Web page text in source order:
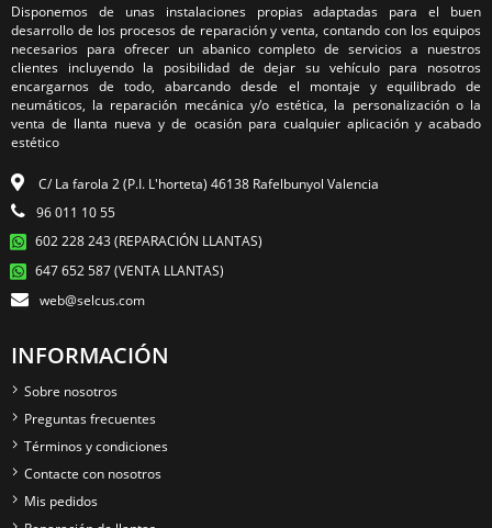
Disponemos de unas instalaciones propias adaptadas para el buen
desarrollo de los procesos de reparación y venta, contando con los equipos
necesarios para ofrecer un abanico completo de servicios a nuestros
clientes incluyendo la posibilidad de dejar su vehículo para nosotros
encargarnos de todo, abarcando desde el montaje y equilibrado de
neumáticos, la reparación mecánica y/o estética, la personalización o la
venta de llanta nueva y de ocasión para cualquier aplicación y acabado
estético
C/ La farola 2 (P.I. L'horteta) 46138 Rafelbunyol Valencia
96 011 10 55
602 228 243 (REPARACIÓN LLANTAS)
647 652 587 (VENTA LLANTAS)
web@selcus.com
INFORMACIÓN
Sobre nosotros
Preguntas frecuentes
Términos y condiciones
Contacte con nosotros
Mis pedidos